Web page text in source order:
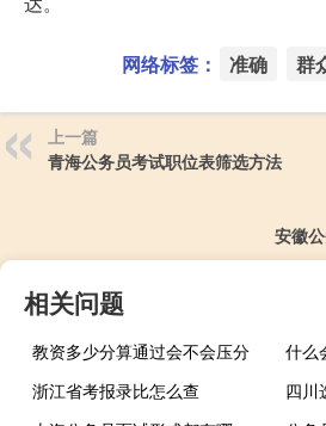
网络标签： 准确 群
上一篇
青海公务员考试职位表筛选方法
安徽
相关问题
教资多少分算通过会不会压分
浙江省考报录比怎么查
四川